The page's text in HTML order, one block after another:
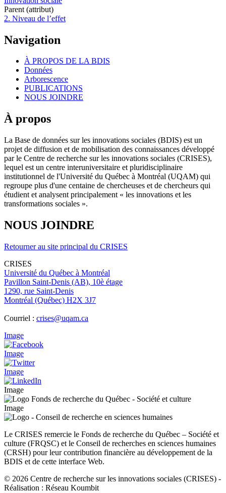
Parent (attribut)
2. Niveau de l’effet
Navigation
À PROPOS DE LA BDIS
Données
Arborescence
PUBLICATIONS
NOUS JOINDRE
À propos
La Base de données sur les innovations sociales (BDIS) est un
projet de diffusion et de mobilisation des connaissances développé
par le Centre de recherche sur les innovations sociales (CRISES),
lequel est un centre interuniversitaire et pluridisciplinaire
institutionnel de l'Université du Québec à Montréal (UQAM) qui
regroupe plus d'une centaine de chercheuses et de chercheurs qui
étudient et analysent principalement « les innovations et les
transformations sociales ».
NOUS JOINDRE
Retourner au site principal du CRISES
CRISES
Université du Québec à Montréal
Pavillon Saint-Denis (AB), 10è étage
1290, rue Saint-Denis
Montréal (Québec) H2X 3J7
Courriel : crises@uqam.ca
Image
Image
Image
Image
Image
Le CRISES remercie le Fonds de recherche du Québec – Société et
culture (FRQSC) et le Conseil de recherches en sciences humaines
(CRSH) pour leur contribution financière au développement de la
BDIS et de cette interface Web.
© 2026 Centre de recherche sur les innovations sociales (CRISES) -
Réalisation : Réseau Koumbit